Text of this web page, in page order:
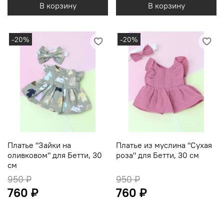
В корзину В корзину
-20%
Платье "Зайки на
оливковом" для Бетти, 30
см
950 ₽
760 ₽
-20%
Платье из муслина "Сухая
роза" для Бетти, 30 см
950 ₽
760 ₽